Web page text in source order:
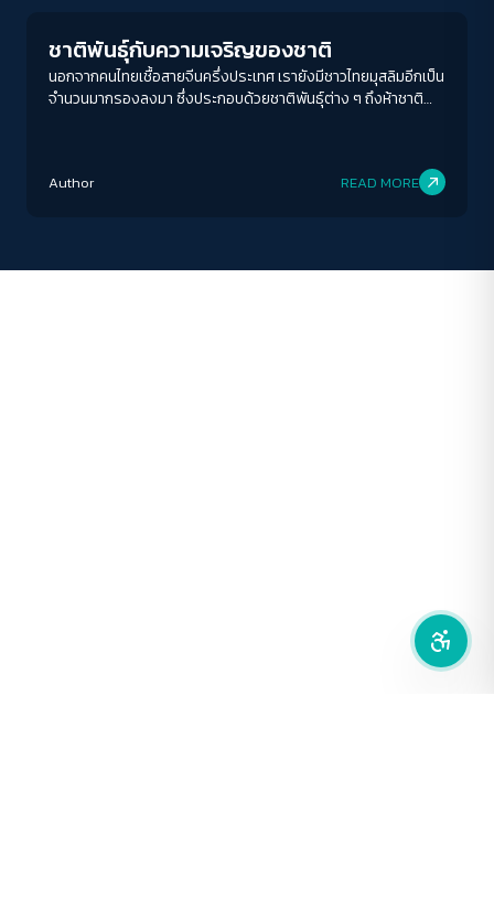
ชาติพันธุ์กับความเจริญของชาติ
นอกจากคนไทยเชื้อสายจีนครึ่งประเทศ เรายังมีชาวไทยมุสลิมอีกเป็น
จำนวนมากรองลงมา ซึ่งประกอบด้วยชาติพันธุ์ต่าง ๆ ถึงห้าชาติ
Author READ MORE
ระยะห่างข้อความ
ปกติ มาก มากที่สุด
Deutan Tritan